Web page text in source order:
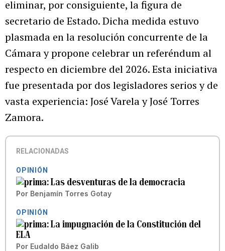
eliminar, por consiguiente, la figura de
secretario de Estado. Dicha medida estuvo
plasmada en la resolución concurrente de la
Cámara y propone celebrar un referéndum al
respecto en diciembre del 2026. Esta iniciativa
fue presentada por dos legisladores serios y de
vasta experiencia: José Varela y José Torres
Zamora.
RELACIONADAS
OPINIÓN
Las desventuras de la democracia
Por Benjamín Torres Gotay
OPINIÓN
La impugnación de la Constitución del
ELA
Por Eudaldo Báez Galib